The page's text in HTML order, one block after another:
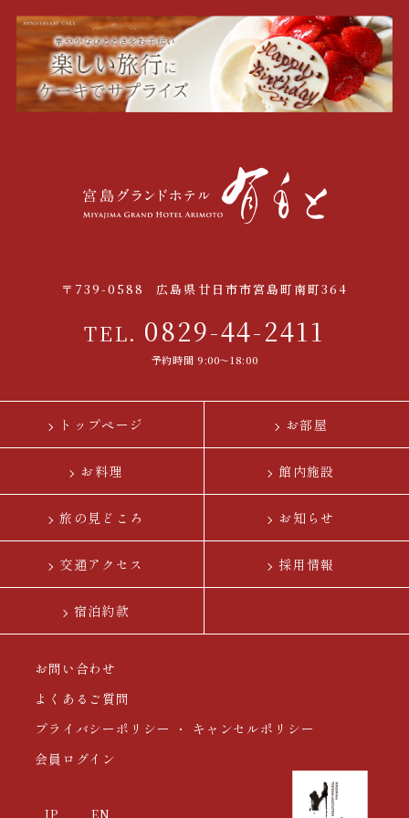
〒739-0588 広島県廿日市市宮島町南町364
TEL. 0829-44-2411
予約時間 9:00〜18:00
トップページ お部屋
お料理 館内施設
旅の見どころ お知らせ
交通アクセス 採用情報
宿泊約款
お問い合わせ
よくあるご質問
プライバシーポリシー ・ キャンセルポリシー
会員ログイン
JP EN